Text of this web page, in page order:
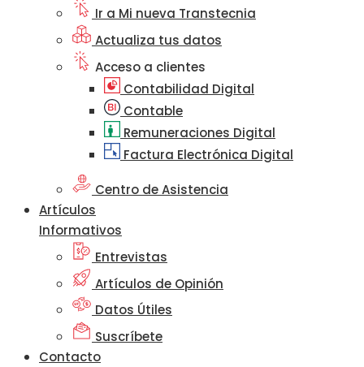
Ir a Mi nueva Transtecnia
Actualiza tus datos
Acceso a clientes
Contabilidad Digital
Contable
Remuneraciones Digital
Factura Electrónica Digital
Centro de Asistencia
Artículos
Informativos
Entrevistas
Artículos de Opinión
Datos Útiles
Suscríbete
Contacto